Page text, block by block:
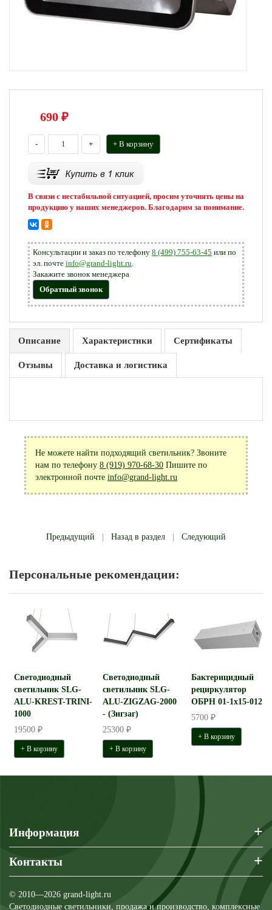
690 ₽
- + + В корзину
В связи с нестабильной ситуацией, просим уточнять цены на
продукцию у наших менеджеров. Благодарим за понимание.
Консультации и заказ по телефону 8 (499) 755-63-45 или по
эл. почте info@grand-light.ru.
Закажите звонок менеджера
Обратный звонок
Описание Характеристики Сертификаты
Отзывы Доставка и логистика
Не можете найти подходящий светильник? Звоните
нам по телефону 8 (919) 970-68-30 Пишите по
электронной почте info@grand-light.ru
Предыдущий Назад в раздел Следующий
Персональные рекомендации:
Светодиодный
светильник SLG-
ALU-KREST-TRINI-
1000
19500 ₽
+ В корзину
Светодиодный
светильник SLG-
ALU-ZIGZAG-2000
- (Зигзаг)
25300 ₽
+ В корзину
Бактерицидный
рециркулятор
ОБРН 01-1x15-012
5700 ₽
+ В корзину
Информация +
Контакты +
© 2010—2026 grand-light.ru
Светодиодные светильники, продажа и производство, комплексные